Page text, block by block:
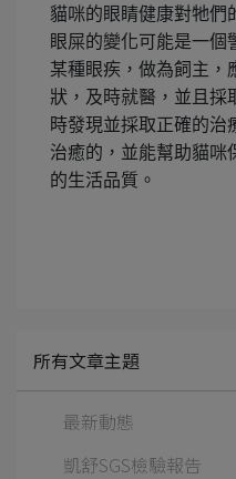
貓咪的眼睛健康對牠們
眼屎的變化可能是一個
某種眼疾，做為飼主，
狀，及時就醫，並且採
時發現並採取正確的治
治癒的，並能幫助貓咪
的生活品質。
所有文章主題
最新動態
凱舒SGS檢驗報告